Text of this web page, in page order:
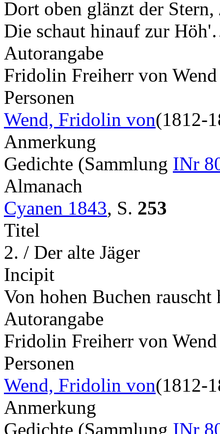
Dort oben glänzt der
Die schaut hinauf zur
Autorangabe
Fridolin Freiherr von Wend
Personen
Wend, Fridolin von(1812-
Anmerkung
Gedichte (Sammlung INr
Almanach
Cyanen 1843, S. 253
Titel
2. / Der alte Jäger
Incipit
Von hohen Buchen
Autorangabe
Fridolin Freiherr von Wend
Personen
Wend, Fridolin von(1812-
Anmerkung
Gedichte (Sammlung INr